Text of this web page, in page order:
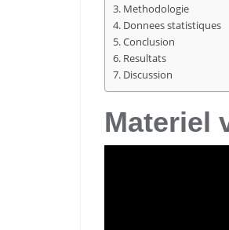
Methodologie
Donnees statistiques
Conclusion
Resultats
Discussion
Materiel